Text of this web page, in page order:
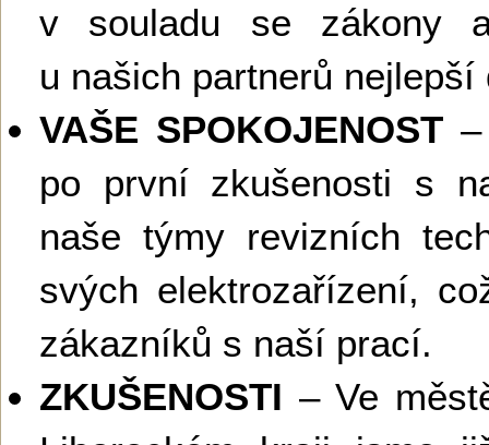
v souladu se zákony
u našich partnerů
VAŠE SPOKOJENOST
po první zkušenosti s
naše týmy revizních
svých elektrozařízení,
zákazníků s naší prací.
ZKUŠENOSTI – Ve